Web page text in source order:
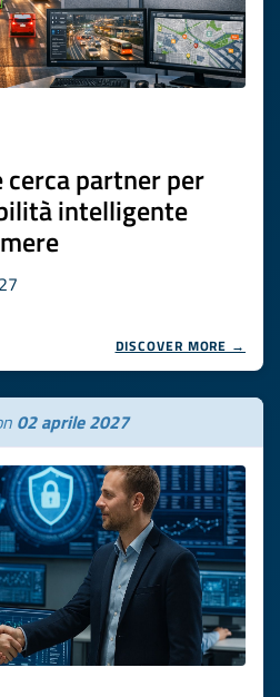
partner per
intelligente
DISCOVER MORE →
02 aprile 2027